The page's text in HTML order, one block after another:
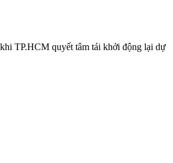
TP.HCM quyết tâm tái khởi động lại dự